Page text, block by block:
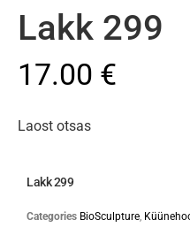
Lakk 299
17.00 €
Laost otsas
Lakk 299
Categories BioSculpture,